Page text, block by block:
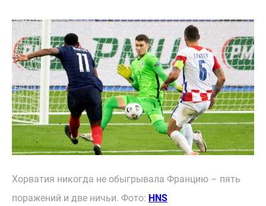
Хорватия никогда не обыгрывала Францию – пять
поражений и две ничьи. Фото: HNS